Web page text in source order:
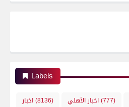
Labels
اخبار(8136) اخبار الأهلي(777)